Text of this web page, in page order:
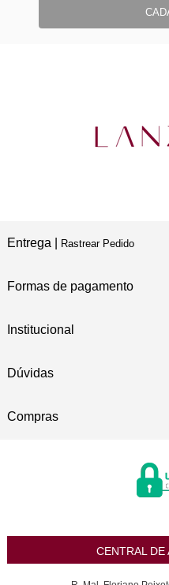
Entrega | Rastrear Pedido
Formas de pagamento
Institucional
Dúvidas
Compras
CENTRAL DE